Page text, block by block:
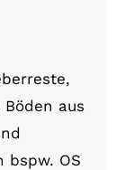
aus
bspw. OS